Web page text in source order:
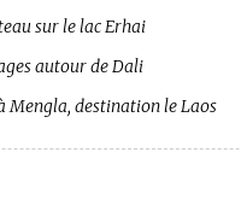
sur le lac Erhai
autour de Dali
Mengla, destination le Laos